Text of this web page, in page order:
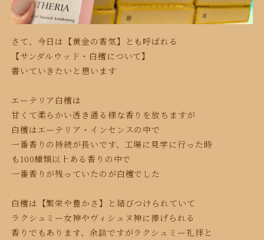
さて、今日は【黄金の香気】とも呼ばれる
【サンダルウッド・白檀について】
書いていきたいと思います
エーテリア白檀は
甘くて柔らかい透き通る様な香りを放ちますが
白檀はエーテリア・インセンスの中で
一番香りの持続が長いです、工場に見学に行った時
も100種類以上ある香りの中で
一番香りが残っていたのが白檀でした
白檀は【繁栄や豊かさ】と結びつけられていて
ラクシュミー女神やヴィシュヌ神に捧げられる
香りでもあります、余談ですがラクシュミー礼拝と